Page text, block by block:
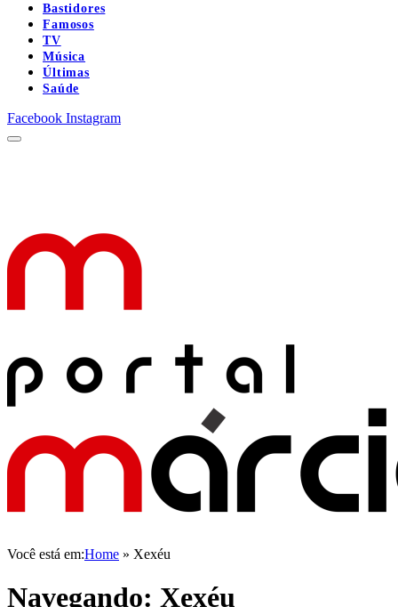
Bastidores
Famosos
TV
Música
Últimas
Saúde
Facebook Instagram
Você está em:Home » Xexéu
Navegando: Xexéu